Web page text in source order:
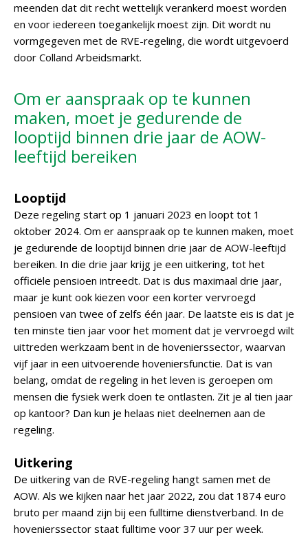
meenden dat dit recht wettelijk verankerd moest worden
en voor iedereen toegankelijk moest zijn. Dit wordt nu
vormgegeven met de RVE-regeling, die wordt uitgevoerd
door Colland Arbeidsmarkt.
Om er aanspraak op te kunnen
maken, moet je gedurende de
looptijd binnen drie jaar de AOW-
leeftijd bereiken
Looptijd
Deze regeling start op 1 januari 2023 en loopt tot 1
oktober 2024. Om er aanspraak op te kunnen maken, moet
je gedurende de looptijd binnen drie jaar de AOW-leeftijd
bereiken. In die drie jaar krijg je een uitkering, tot het
officiële pensioen intreedt. Dat is dus maximaal drie jaar,
maar je kunt ook kiezen voor een korter vervroegd
pensioen van twee of zelfs één jaar. De laatste eis is dat je
ten minste tien jaar voor het moment dat je vervroegd wilt
uittreden werkzaam bent in de hovenierssector, waarvan
vijf jaar in een uitvoerende hoveniersfunctie. Dat is van
belang, omdat de regeling in het leven is geroepen om
mensen die fysiek werk doen te ontlasten. Zit je al tien jaar
op kantoor? Dan kun je helaas niet deelnemen aan de
regeling.
Uitkering
De uitkering van de RVE-regeling hangt samen met de
AOW. Als we kijken naar het jaar 2022, zou dat 1874 euro
bruto per maand zijn bij een fulltime dienstverband. In de
hovenierssector staat fulltime voor 37 uur per week.